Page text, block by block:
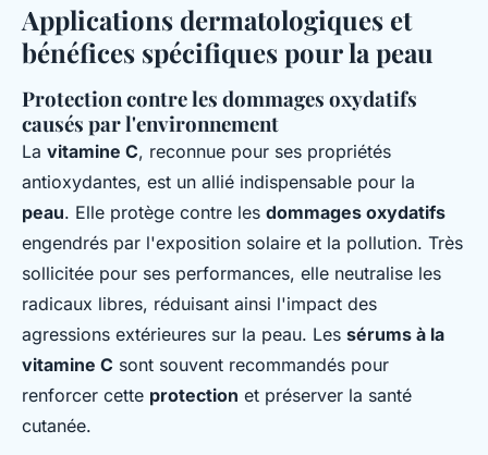
Applications dermatologiques et
bénéfices spécifiques pour la peau
Protection contre les dommages oxydatifs
causés par l'environnement
La vitamine C, reconnue pour ses propriétés
antioxydantes, est un allié indispensable pour la
peau. Elle protège contre les dommages oxydatifs
engendrés par l'exposition solaire et la pollution. Très
sollicitée pour ses performances, elle neutralise les
radicaux libres, réduisant ainsi l'impact des
agressions extérieures sur la peau. Les sérums à la
vitamine C sont souvent recommandés pour
renforcer cette protection et préserver la santé
cutanée.